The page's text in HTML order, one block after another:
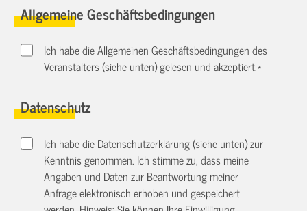
Allgemeine Geschäftsbedingungen
Ich habe die Allgemeinen Geschäftsbedingungen des
Veranstalters (siehe unten) gelesen und akzeptiert.*
Datenschutz
Ich habe die Datenschutzerklärung (siehe unten) zur
Kenntnis genommen. Ich stimme zu, dass meine
Angaben und Daten zur Beantwortung meiner
Anfrage elektronisch erhoben und gespeichert